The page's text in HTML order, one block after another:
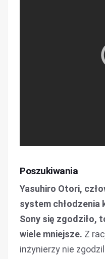
Poszukiwania
Yasuhiro Otori,
system chłodzenia
Sony się zgodziło,
wiele mniejsze. Z
inżynierzy nie